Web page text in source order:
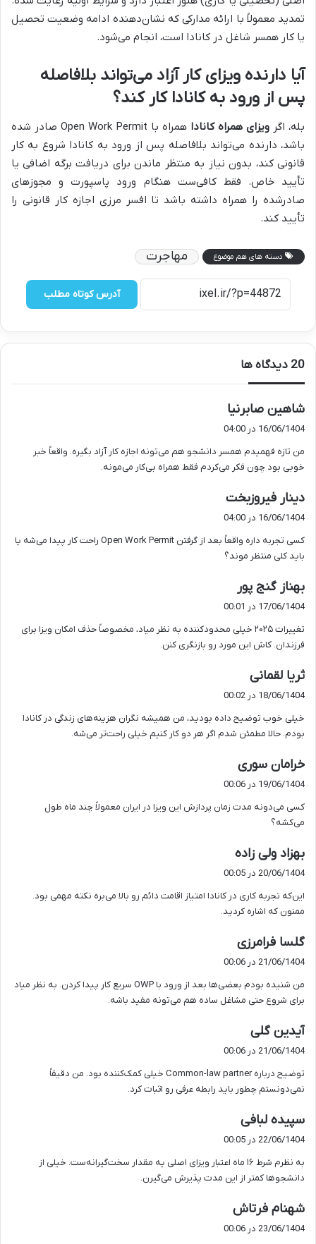
تمدید معمولاً با ارائه مدارکی که نشان‌دهنده ادامه وضعیت تحصیل
یا کار همسر شاغل در کانادا است، انجام می‌شود.
آیا دارنده ویزای کار آزاد می‌تواند بلافاصله
پس از ورود به کانادا کار کند؟
بله، اگر ویزای همراه کانادا
همراه با Open Work Permit صادر شده
باشد، دارنده می‌تواند بلافاصله پس از ورود به کانادا شروع به کار
قانونی کند، بدون نیاز به منتظر ماندن برای دریافت برگه اضافی یا
تأیید خاص. فقط کافی‌ست هنگام ورود پاسپورت و مجوزهای
صادرشده را همراه داشته باشد تا افسر مرزی اجازه کار قانونی را
تأیید کند.
دسته های هم موضوع مهاجرت
آدرس کوتاه مطلب
‫20 دیدگاه ها
شاهین صابرنیا
ف
:
16/06/1404 در 04:00
من تازه فهمیدم همسر دانشجو هم می‌تونه اجازه کار آزاد بگیره. واقعاً خبر
خوبی بود چون فکر می‌کردم فقط همراه بی‌کار می‌مونه.
دینار فیروزبخت
ف
:
16/06/1404 در 04:00
کسی تجربه داره واقعاً بعد از گرفتن Open Work Permit راحت کار پیدا می‌شه یا
باید کلی منتظر موند؟
بهناز گنج پور
ف
:
17/06/1404 در 00:01
تغییرات ۲۰۲۵ خیلی محدودکننده به نظر میاد، مخصوصاً حذف امکان ویزا برای
فرزندان. کاش این مورد رو بازنگری کنن.
ثریا لقمانی
:
18/06/1404 در 00:02
خیلی خوب توضیح داده بودید، من همیشه نگران هزینه‌های زندگی در کانادا
بودم. حالا مطمئن شدم اگر هر دو کار کنیم خیلی راحت‌تر می‌شه.
خرامان سوری
ف
:
19/06/1404 در 00:06
کسی می‌دونه مدت زمان پردازش این ویزا در ایران معمولاً چند ماه طول
می‌کشه؟
بهزاد ولی زاده
ف
:
20/06/1404 در 00:05
این‌که تجربه کاری در کانادا امتیاز اقامت دائم رو بالا می‌بره نکته مهمی بود.
ممنون که اشاره کردید.
گلسا فرامرزی
ف
:
21/06/1404 در 00:06
من شنیده بودم بعضی‌ها بعد از ورود با OWP سریع کار پیدا کردن. به نظر میاد
برای شروع حتی مشاغل ساده هم می‌تونه مفید باشه.
آیدین گلی
:
21/06/1404 در 00:06
توضیح درباره Common-law partner خیلی کمک‌کننده بود. من دقیقاً
نمی‌دونستم چطور باید رابطه عرفی رو اثبات کرد.
سپیده لبافی
ف
:
22/06/1404 در 00:05
به نظرم شرط ۱۶ ماه اعتبار ویزای اصلی یه مقدار سخت‌گیرانه‌ست. خیلی از
دانشجوها کمتر از این مدت پذیرش می‌گیرن.
شهنام فرتاش
ف
23/06/1404 در 00:06